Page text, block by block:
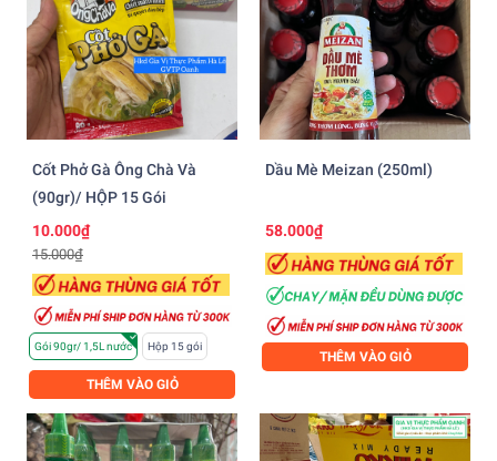
Cốt Phở Gà Ông Chà Và
(90gr)/ HỘP 15 Gói
10.000₫
15.000₫
Gói 90gr/ 1,5L nước Hộp 15 gói
THÊM VÀO GIỎ
Dầu Mè Meizan (250ml)
58.000₫
THÊM VÀO GIỎ